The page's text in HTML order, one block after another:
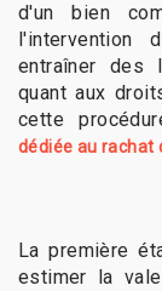
d'un bien
l'intervention
entraîner des
quant aux
cette
dédiée au rachat
La première
estimer la